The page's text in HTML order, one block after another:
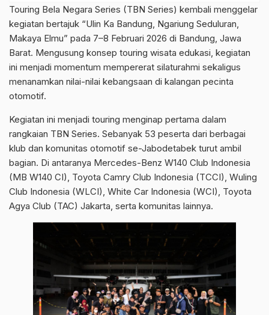
Touring Bela Negara Series (TBN Series) kembali menggelar
kegiatan bertajuk “Ulin Ka Bandung, Ngariung Seduluran,
Makaya Elmu” pada 7–8 Februari 2026 di Bandung, Jawa
Barat. Mengusung konsep touring wisata edukasi, kegiatan
ini menjadi momentum mempererat silaturahmi sekaligus
menanamkan nilai-nilai kebangsaan di kalangan pecinta
otomotif.
Kegiatan ini menjadi touring menginap pertama dalam
rangkaian TBN Series. Sebanyak 53 peserta dari berbagai
klub dan komunitas otomotif se-Jabodetabek turut ambil
bagian. Di antaranya Mercedes-Benz W140 Club Indonesia
(MB W140 CI), Toyota Camry Club Indonesia (TCCI), Wuling
Club Indonesia (WLCI), White Car Indonesia (WCI), Toyota
Agya Club (TAC) Jakarta, serta komunitas lainnya.